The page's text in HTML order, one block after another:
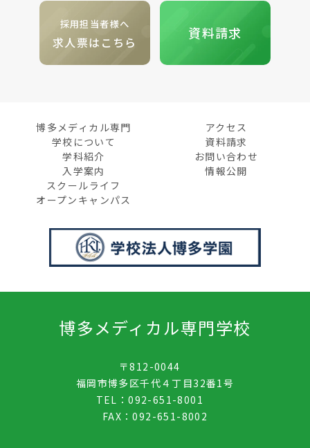
採用担当者様へ
求人票はこちら
資料請求
博多メディカル専門
学校について
学科紹介
入学案内
スクールライフ
オープンキャンパス
アクセス
資料請求
お問い合わせ
情報公開
博多メディカル専門学校
〒812-0044
福岡市博多区千代４丁目32番1号
TEL：092-651-8001
FAX：092-651-8002